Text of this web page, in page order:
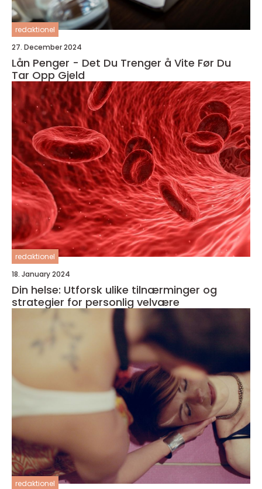
redaktionel
27. December 2024
Lån Penger - Det Du Trenger å Vite Før Du
Tar Opp Gjeld
redaktionel
18. January 2024
Din helse: Utforsk ulike tilnærminger og
strategier for personlig velvære
redaktionel